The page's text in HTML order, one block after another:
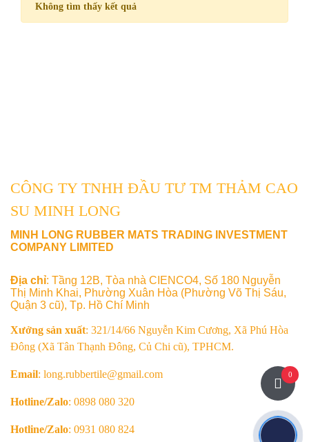
Không tìm thấy kết quả
CÔNG TY TNHH ĐẦU TƯ TM THẢM CAO
SU MINH LONG
MINH LONG RUBBER MATS TRADING INVESTMENT
COMPANY LIMITED
Địa chỉ: Tầng 12B, Tòa nhà CIENCO4, Số 180 Nguyễn
Thị Minh Khai, Phường Xuân Hòa (Phường Võ Thị Sáu,
Quận 3 cũ), Tp. Hồ Chí Minh
Xưởng sản xuất: 321/14/66 Nguyễn Kim Cương, Xã Phú Hòa
Đông (Xã Tân Thạnh Đông, Củ Chi cũ), TPHCM.
Email: long.rubbertile@gmail.com
Hotline/Zalo: 0898 080 320
Hotline/Zalo: 0931 080 824
0